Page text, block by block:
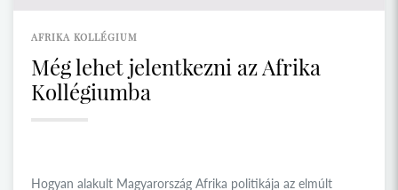
AFRIKA KOLLÉGIUM
Még lehet jelentkezni az Afrika
Kollégiumba
Hogyan alakult Magyarország Afrika politikája az elmúlt